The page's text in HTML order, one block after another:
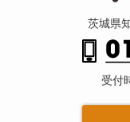
茨城県
受付